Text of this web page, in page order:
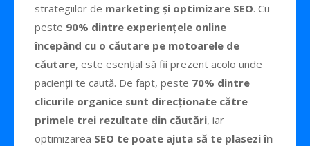
strategiilor de marketing și optimizare SEO. Cu
peste 90% dintre experiențele online
începând cu o căutare pe motoarele de
căutare, este esențial să fii prezent acolo unde
pacienții te caută. De fapt, peste 70% dintre
clicurile organice sunt direcționate către
primele trei rezultate din căutări, iar
optimizarea SEO te poate ajuta să te plasezi în